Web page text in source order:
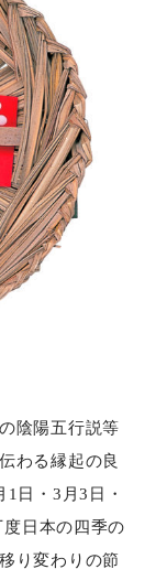
陰陽五行説等
わる縁起の良
日・3月3日・
日本の四季の
り変わりの節